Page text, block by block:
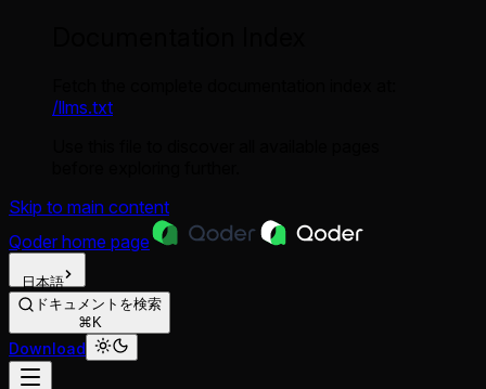
/llms.txt
Skip to main content
Qoder home page
日本語
ドキュメントを検索
⌘K
Download